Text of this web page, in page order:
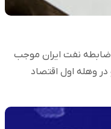
نفت ایران موجب
وهله اول اقتصاد